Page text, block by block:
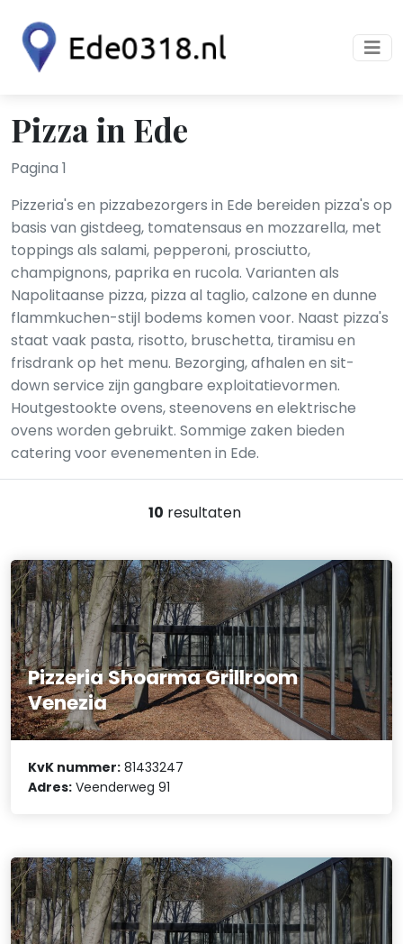
Pizza in Ede
Pagina 1
Pizzeria's en pizzabezorgers in Ede bereiden pizza's op
basis van gistdeeg, tomatensaus en mozzarella, met
toppings als salami, pepperoni, prosciutto,
champignons, paprika en rucola. Varianten als
Napolitaanse pizza, pizza al taglio, calzone en dunne
flammkuchen-stijl bodems komen voor. Naast pizza's
staat vaak pasta, risotto, bruschetta, tiramisu en
frisdrank op het menu. Bezorging, afhalen en sit-
down service zijn gangbare exploitatievormen.
Houtgestookte ovens, steenovens en elektrische
ovens worden gebruikt. Sommige zaken bieden
catering voor evenementen in Ede.
10 resultaten
Pizzeria Shoarma Grillroom
Venezia
KvK nummer: 81433247
Adres: Veenderweg 91